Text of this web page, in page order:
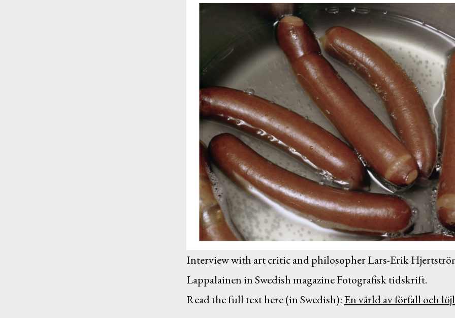
Interview with art critic and philosopher Lars-Erik
Lappalainen in Swedish magazine Fotografisk tidskrift.
Read the full text here (in Swedish):En värld av förfall och